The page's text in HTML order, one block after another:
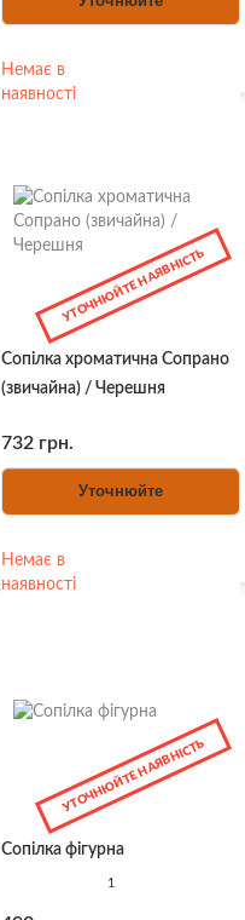
Немає в
наявності
УТОЧНЮЙТЕ НАЯВНІСТЬ
Сопілка хроматична Сопрано
(звичайна) / Черешня
732 грн.
Уточнюйте
Немає в
наявності
УТОЧНЮЙТЕ НАЯВНІСТЬ
1
Сопілка фігурна